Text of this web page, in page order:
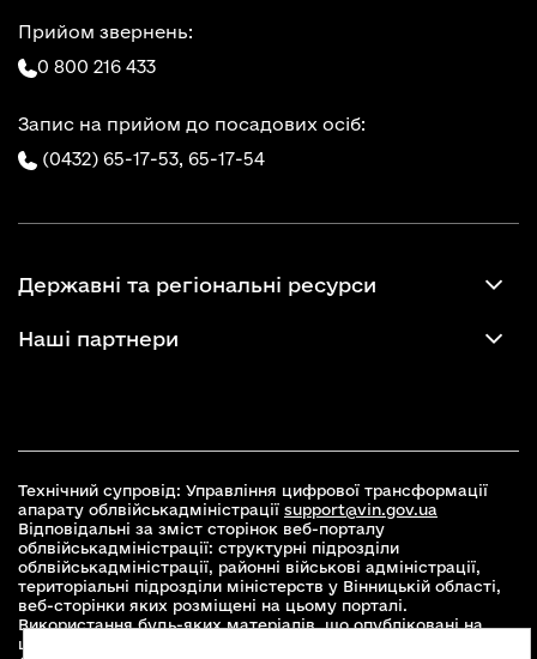
Прийом звернень:
0 800 216 433
Запис на прийом до посадових осіб:
(0432) 65-17-53, 65-17-54
Державні та регіональні ресурси
Наші партнери
Технічний супровід: Управління цифрової трансформації
апарату облвійськадміністрації support@vin.gov.ua
Відповідальні за зміст сторінок веб-порталу
облвійськадміністрації: структурні підрозділи
облвійськадміністрації, районні військові адміністрації,
територіальні підрозділи міністерств у Вінницькій області,
веб-сторінки яких розміщені на цьому порталі.
Використання будь-яких матеріалів, що опубліковані на
цьому сайті, дозволяється при умові зазначення посилання